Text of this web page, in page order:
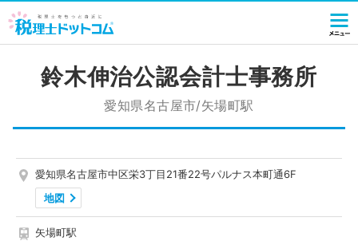
鈴木伸治公認会計士事務所
愛知県名古屋市/矢場町駅
愛知県名古屋市中区栄3丁目21番22号パルナス本町通6F
地図
矢場町駅